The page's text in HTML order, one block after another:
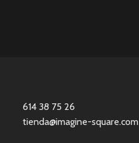
614 38 75 26
tienda@imagine-square.com